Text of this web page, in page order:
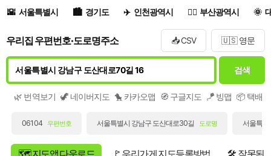
서울특별시 경기도 인천광역시 부산광역시
우리집 우편번호·도로명주소 📥 CSV 🇺🇸 영문
검색
🌿 번역보기 🦖 네이버지도 🐤 카카오맵 🧭 구글지도 🪁 빙맵 📦 택배/
06104 우편번호 서울특별시 강남구 도산대로30길 도로명 서울특별